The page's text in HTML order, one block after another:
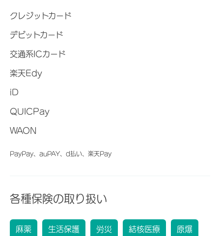
クレジットカード
デビットカード
交通系ICカード
楽天Edy
iD
QUICPay
WAON
PayPay、auPAY、d払い、楽天Pay
各種保険の取り扱い
麻薬 生活保護 労災 結核医療 原爆